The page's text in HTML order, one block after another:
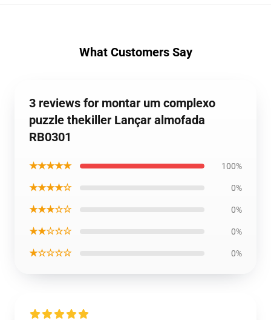
What Customers Say
3 reviews for montar um complexo
puzzle thekiller Lançar almofada
RB0301
★★★★★ 100%
★★★★☆ 0%
★★★☆☆ 0%
★★☆☆☆ 0%
★☆☆☆☆ 0%